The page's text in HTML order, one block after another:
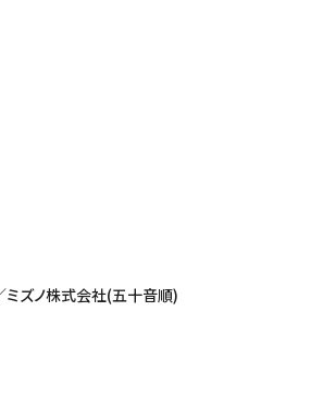
ズノ株式会社(五十音順)